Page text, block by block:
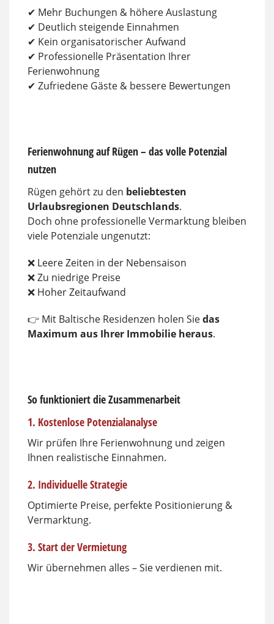
✔ Mehr Buchungen & höhere Auslastung
✔ Deutlich steigende Einnahmen
✔ Kein organisatorischer Aufwand
✔ Professionelle Präsentation Ihrer
Ferienwohnung
✔ Zufriedene Gäste & bessere Bewertungen
Ferienwohnung auf Rügen – das volle Potenzial
nutzen
Rügen gehört zu den beliebtesten
Urlaubsregionen Deutschlands.
Doch ohne professionelle Vermarktung bleiben
viele Potenziale ungenutzt:
❌ Leere Zeiten in der Nebensaison
❌ Zu niedrige Preise
❌ Hoher Zeitaufwand
👉 Mit Baltische Residenzen holen Siedas
Maximum aus Ihrer Immobilie heraus.
So funktioniert die Zusammenarbeit
1. Kostenlose Potenzialanalyse
Wir prüfen Ihre Ferienwohnung und zeigen
Ihnen realistische Einnahmen.
2. Individuelle Strategie
Optimierte Preise, perfekte Positionierung &
Vermarktung.
3. Start der Vermietung
Wir übernehmen alles – Sie verdienen mit.